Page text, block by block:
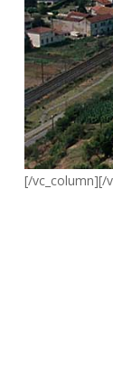
[/vc_column][/